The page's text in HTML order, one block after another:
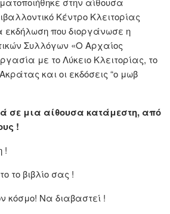
Κέντρο Κλειτορίας
εκδήλωση που διοργάνωσε η
Συλλόγων «Ο Αρχαίος
με το Λύκειο Κλειτορίας, το
και οι εκδόσεις “ο μωβ
σε μια αίθουσα κατάμεστη, από
!
!
το βιβλίο σας !
κόσμο! Να διαβαστεί !